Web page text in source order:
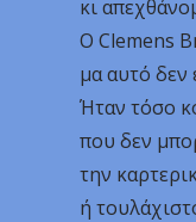
κι
Ο Clemens
μα αυτό δεν
Ήταν τόσο
που δεν
την
ή